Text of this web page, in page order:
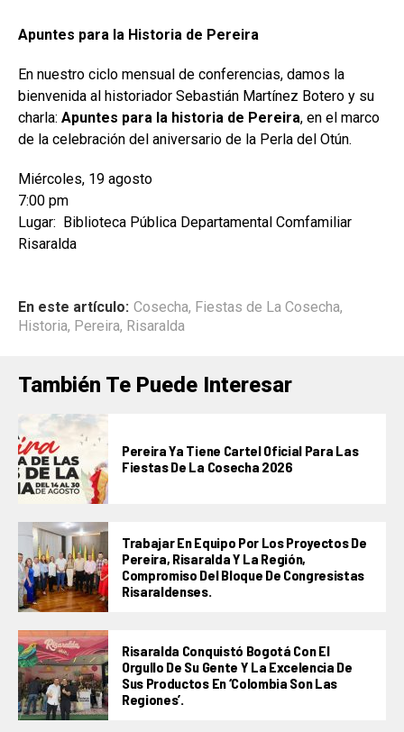
Apuntes para la Historia de Pereira
En nuestro ciclo mensual de conferencias, damos la
bienvenida al historiador Sebastián Martínez Botero y su
charla: Apuntes para la historia de Pereira, en el marco
de la celebración del aniversario de la Perla del Otún.
Miércoles, 19 agosto
7:00 pm
Lugar: Biblioteca Pública Departamental Comfamiliar
Risaralda
En este artículo: Cosecha, Fiestas de La Cosecha,
Historia, Pereira, Risaralda
También Te Puede Interesar
Pereira Ya Tiene Cartel Oficial Para Las
Fiestas De La Cosecha 2026
Trabajar En Equipo Por Los Proyectos De
Pereira, Risaralda Y La Región,
Compromiso Del Bloque De Congresistas
Risaraldenses.
Risaralda Conquistó Bogotá Con El
Orgullo De Su Gente Y La Excelencia De
Sus Productos En ‘Colombia Son Las
Regiones’.